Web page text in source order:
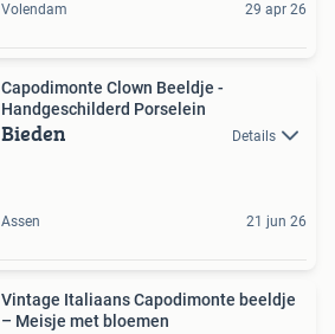
Volendam 29 apr 26
Capodimonte Clown Beeldje -
Handgeschilderd Porselein
Bieden Details
Assen 21 jun 26
Vintage Italiaans Capodimonte beeldje
– Meisje met bloemen